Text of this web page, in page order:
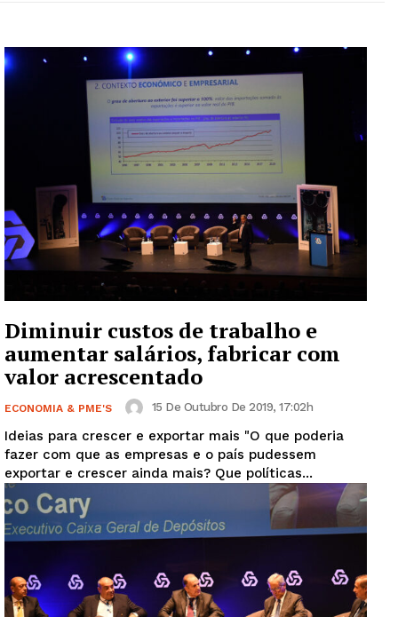
Diminuir custos de trabalho e
aumentar salários, fabricar com
valor acrescentado
ECONOMIA & PME'S 15 De Outubro De 2019, 17:02h
Ideias para crescer e exportar mais "O que poderia
fazer com que as empresas e o país pudessem
exportar e crescer ainda mais? Que políticas...